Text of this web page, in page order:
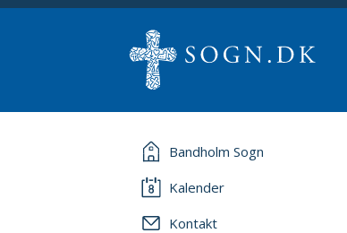
Bandholm Sogn
Kalender
Kontakt